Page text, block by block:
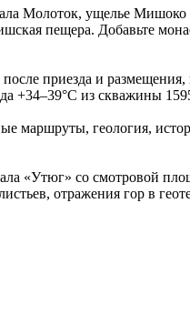
Молоток, ущелье
пещера. Добавьте
приезда и
+34–39°С из скважины
маршруты, геология,
«Утюг» со смотровой
отражения гор в